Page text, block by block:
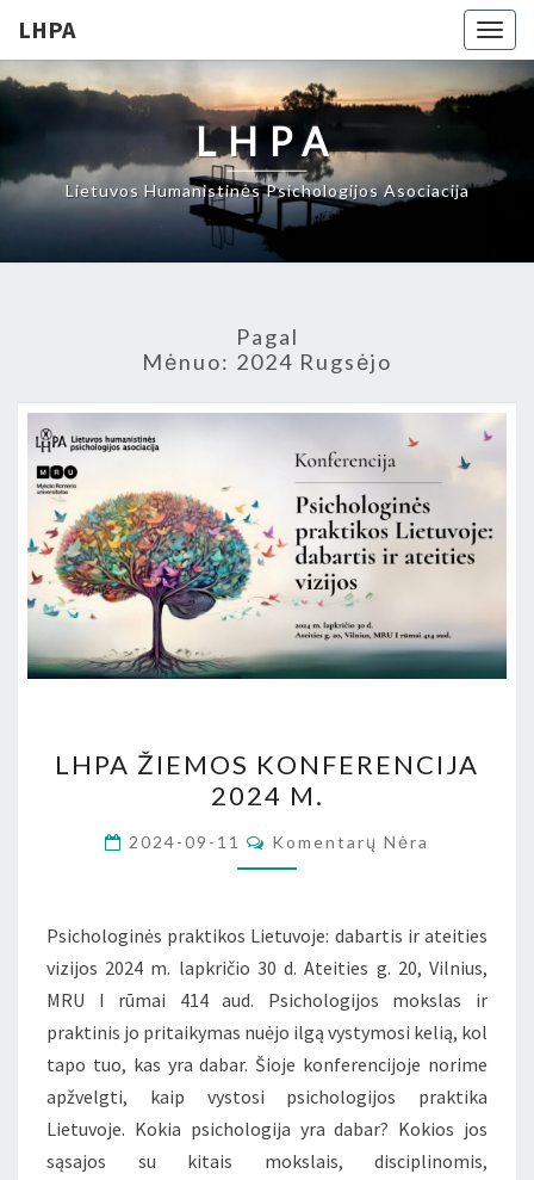
LHPA
LHPA
Lietuvos Humanistinės Psichologijos Asociacija
Pagal
Mėnuo: 2024 Rugsėjo
ŽIEMOS
KONFERENCIJA
2024
M.
LHPA ŽIEMOS KONFERENCIJA
2024 M.
2024-09-11 Komentarai
Komentarų Nėra
Psichologinės praktikos Lietuvoje: dabartis ir ateities
vizijos 2024 m. lapkričio 30 d. Ateities g. 20, Vilnius,
MRU I rūmai 414 aud. Psichologijos mokslas ir
praktinis jo pritaikymas nuėjo ilgą vystymosi kelią, kol
tapo tuo, kas yra dabar. Šioje konferencijoje norime
apžvelgti, kaip vystosi psichologijos praktika
Lietuvoje. Kokia psichologija yra dabar? Kokios jos
sąsajos su kitais mokslais, disciplinomis,